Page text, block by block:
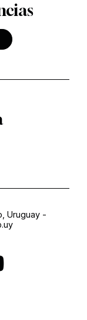
Uruguay-